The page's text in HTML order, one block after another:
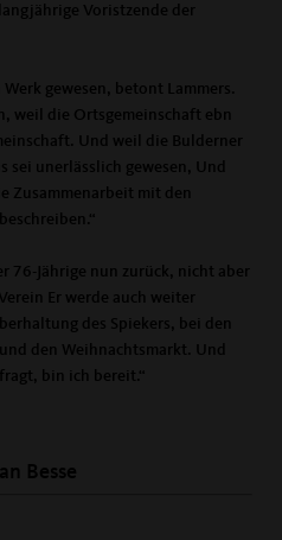
Voristzende der
gewesen, betont Lammers.
weil die Ortsgemeinschaft ebn
Und weil die Bulderner
sei unerlässlich gewesen, Und
Zusammenarbeit mit den
76-Jährige nun zurück, nicht aber
Er werde auch weiter
des Spiekers, bei den
den Weihnachtsmarkt. Und
bin ich bereit.“
Besse